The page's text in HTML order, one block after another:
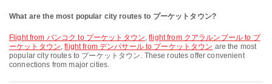
What are the most popular city routes to プーケットタウン?
flight from バンコク to プーケットタウン,flight from クアラルンプール to プ
ーケットタウン,flight from デンパサール to プーケットタウン are the most
popular city routes to プーケットタウン. These routes offer convenient
connections from major cities.